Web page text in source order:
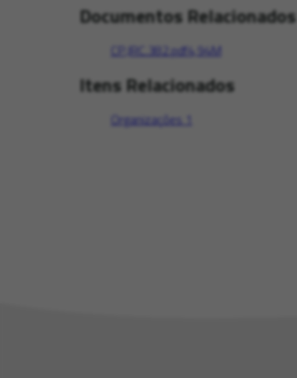
Documentos Relacionados
CP.JRC.382.pdf4,94M
Itens Relacionados
Organizações